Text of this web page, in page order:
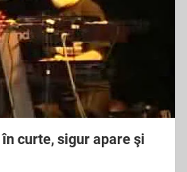
în curte, sigur apare şi